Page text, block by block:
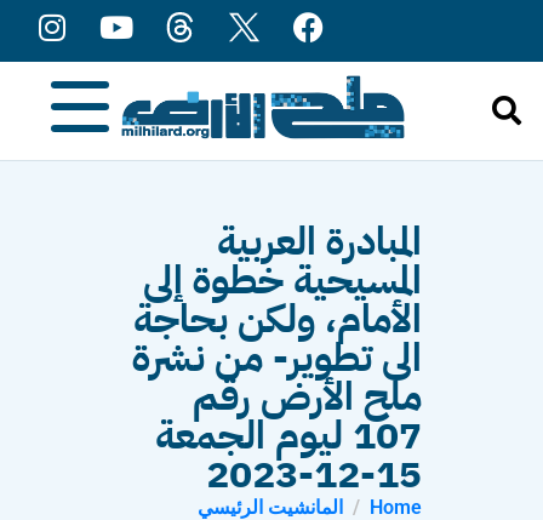
المبادرة العربية
المسيحية خطوة إلى
الأمام، ولكن بحاجة
الى تطوير- من نشرة
ملح الأرض رقم
107 ليوم الجمعة
15-12-2023
Home
المانشيت الرئيسي